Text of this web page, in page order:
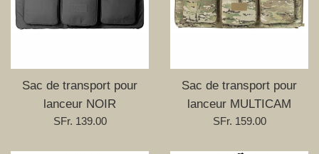
Sac de transport pour
lanceur NOIR
Prix
SFr. 139.00
Sac de transport pour
lanceur MULTICAM
Prix
SFr. 159.00